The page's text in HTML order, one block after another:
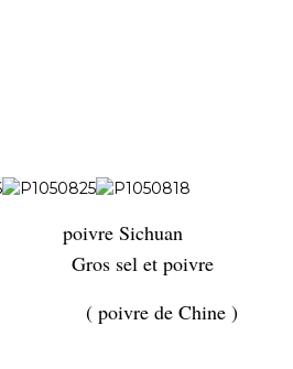
poivre Sichuan
Gros sel et poivre
( poivre de Chine )